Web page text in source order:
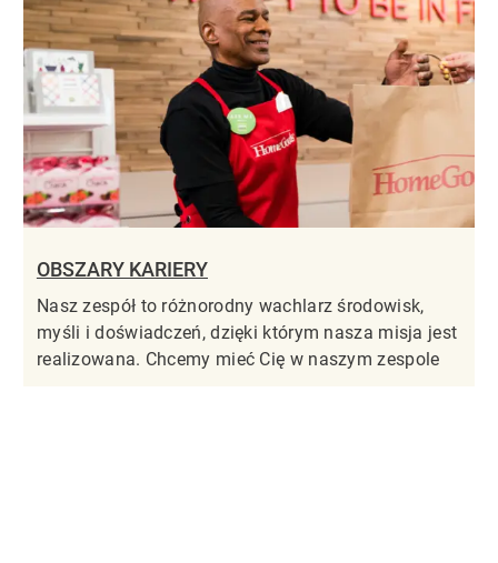
OBSZARY KARIERY
Nasz zespół to różnorodny wachlarz środowisk,
myśli i doświadczeń, dzięki którym nasza misja jest
realizowana. Chcemy mieć Cię w naszym zespole